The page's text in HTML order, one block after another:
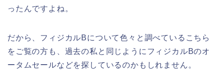
ったんですよね。
だから、フィジカルBについて色々と調べているこちら
をご覧の方も、過去の私と同じようにフィジカルBのオ
ータムセールなどを探しているのかもしれません。